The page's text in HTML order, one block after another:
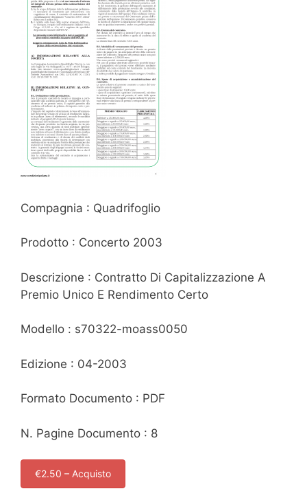
Compagnia : Quadrifoglio
Prodotto : Concerto 2003
Descrizione : Contratto Di Capitalizzazione A
Premio Unico E Rendimento Certo
Modello : s70322-moass0050
Edizione : 04-2003
Formato Documento : PDF
N. Pagine Documento : 8
€2.50 – Acquisto